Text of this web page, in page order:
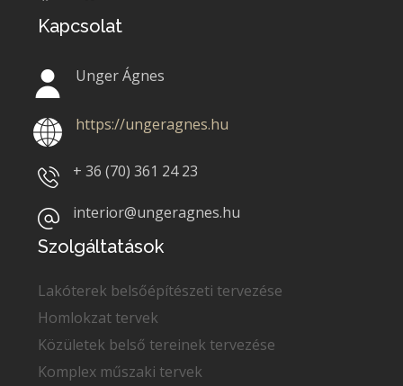
Kapcsolat
Unger Ágnes
https://ungeragnes.hu
+ 36 (70)361 24 23
interior@ungeragnes.hu
Szolgáltatások
Lakóterek belsőépítészeti tervezése
Homlokzat tervek
Közületek belső tereinek tervezése
Komplex műszaki tervek